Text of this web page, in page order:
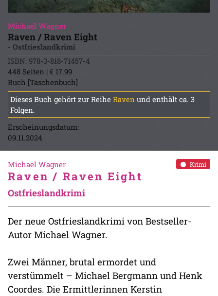
Michael Wagner
Raven / Raven Eight
- Ostfrieslandkrimi
ISBN: 978-3-818-71457-4
448 Seiten | € 17.99
Buch [Taschenbuch]
Dieses Buch gehört zur Reihe Raven und enthält ca. 3
Folgen.
Erscheinungsdatum:
09.11.2024
Krimi
Michael Wagner
Raven / Raven Eight
Ostfrieslandkrimi
Der neue Ostfrieslandkrimi von Bestseller-
Autor Michael Wagner.
Zwei Männer, brutal ermordet und
verstümmelt – Michael Bergmann und Henk
Coordes. Die Ermittlerinnen Kerstin